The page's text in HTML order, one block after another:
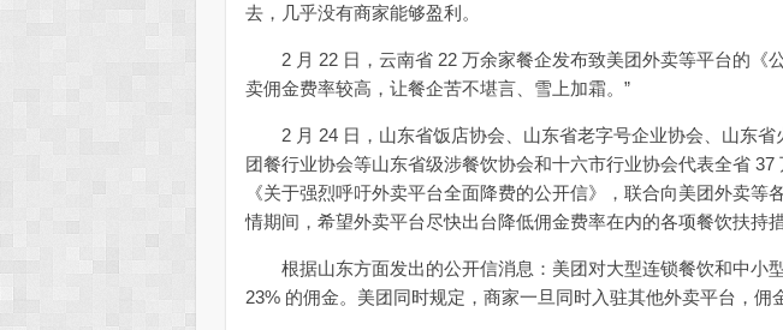
去，几乎没有商家能够盈利。
2 月 22 日，云南省 22 万余家餐企发布致美团外卖等平台的《
卖佣金费率较高，让餐企苦不堪言、雪上加霜。”
2 月 24 日，山东省饭店协会、山东省老字号企业协会、山东省
团餐行业协会等山东省级涉餐饮协会和十六市行业协会代表全省 37
《关于强烈呼吁外卖平台全面降费的公开信》，联合向美团外卖等
情期间，希望外卖平台尽快出台降低佣金费率在内的各项餐饮扶持措
根据山东方面发出的公开信消息：美团对大型连锁餐饮和中小型
23% 的佣金。美团同时规定，商家一旦同时入驻其他外卖平台，佣